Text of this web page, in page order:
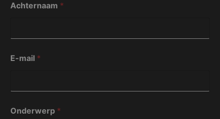
Achternaam *
n
r
e
r
E-mail *
Onderwerp *